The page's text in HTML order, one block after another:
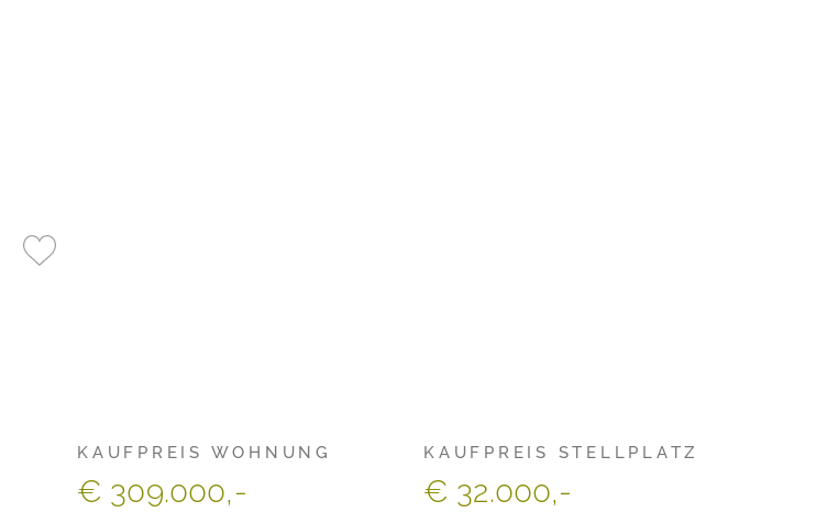
KAUFPREIS WOHNUNG
€ 309.000,-
KAUFPREIS STELLPLATZ
€ 32.000,-